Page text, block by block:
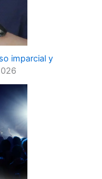
imparcial y